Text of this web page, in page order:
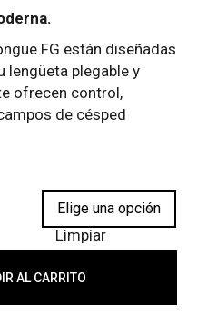
FG están diseñadas
lengüeta plegable y
ofrecen control,
de césped
Limpiar
FG 050 cantidad
AL CARRITO